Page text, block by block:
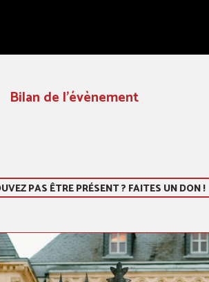
Bilan de l'évènement
PAS ÊTRE PRÉSENT ? FAITES UN DON !